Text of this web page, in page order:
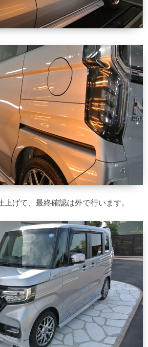
上げて、最終確認は外で行います。